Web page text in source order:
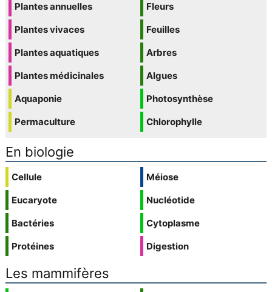
Plantes annuelles
Plantes vivaces
Plantes aquatiques
Plantes médicinales
Aquaponie
Permaculture
Fleurs
Feuilles
Arbres
Algues
Photosynthèse
Chlorophylle
En biologie
Cellule
Eucaryote
Bactéries
Protéines
Méiose
Nucléotide
Cytoplasme
Digestion
Les mammifères